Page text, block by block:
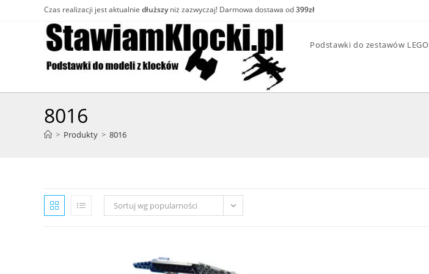
Czas realizacji jest aktualnie dłuższyniż zazwyczaj! Darmowa dostawa od399zł
Podstawki do zestawów LEGO
8016
> Produkty > 8016
Sortuj wg popularności